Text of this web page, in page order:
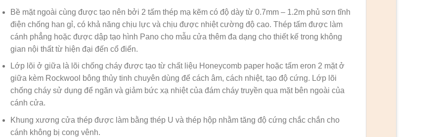
Bề mặt ngoài cùng được tạo nên bởi 2 tấm thép mạ kẽm có độ dày từ 0.7mm – 1.2m phủ sơn tĩnh
điện chống han gỉ, có khả năng chịu lực và chịu được nhiệt cường độ cao. Thép tấm được làm
cánh phẳng hoặc được dập tạo hình Pano cho mẫu cửa thêm đa dạng cho thiết kế trong không
gian nội thất từ hiện đại đến cổ điển.
Lớp lõi ở giữa là lõi chống cháy được tạo từ chất liệu Honeycomb paper hoặc tấm eron 2 mặt ở
giữa kèm Rockwool bông thủy tinh chuyên dùng để cách âm, cách nhiệt, tạo độ cứng. Lớp lõi
chống cháy sử dụng để ngăn và giảm bức xạ nhiệt của đám cháy truyền qua mặt bên ngoài của
cánh cửa.
Khung xương cửa thép được làm bằng thép U và thép hộp nhằm tăng độ cứng chắc chắn cho
cánh không bị cong vênh.